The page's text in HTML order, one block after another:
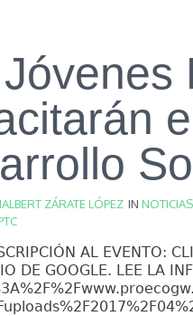
ZÁRATE LÓPEZ IN
AL EVENTO:
DE GOOGLE. LEE LA